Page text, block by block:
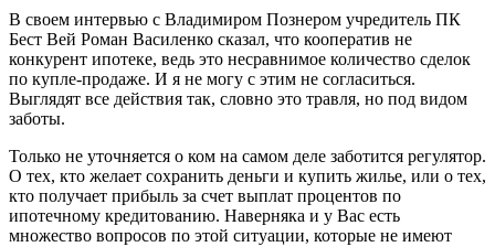
В своем интервью с Владимиром Познером учредитель ПК
Бест Вей Роман Василенко сказал, что кооператив не
конкурент ипотеке, ведь это несравнимое количество сделок
по купле-продаже. И я не могу с этим не согласиться.
Выглядят все действия так, словно это травля, но под видом
заботы.
Только не уточняется о ком на самом деле заботится регулятор.
О тех, кто желает сохранить деньги и купить жилье, или о тех,
кто получает прибыль за счет выплат процентов по
ипотечному кредитованию. Наверняка и у Вас есть
множество вопросов по этой ситуации, которые не имеют